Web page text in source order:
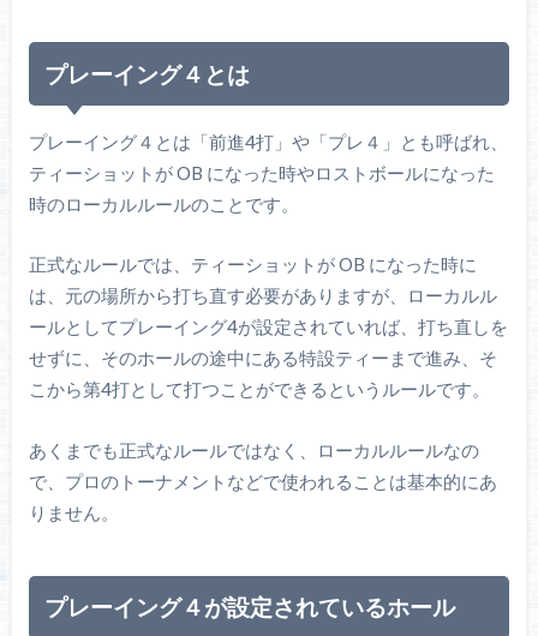
プレーイング４とは
プレーイング４とは「前進4打」や「プレ４」とも呼ばれ、
ティーショットが OB になった時やロストボールになった
時のローカルルールのことです。
正式なルールでは、ティーショットが OB になった時に
は、元の場所から打ち直す必要がありますが、ローカルル
ールとしてプレーイング4が設定されていれば、打ち直しを
せずに、そのホールの途中にある特設ティーまで進み、そ
こから第4打として打つことができるというルールです。
あくまでも正式なルールではなく、ローカルルールなの
で、プロのトーナメントなどで使われることは基本的にあ
りません。
プレーイング４が設定されているホール